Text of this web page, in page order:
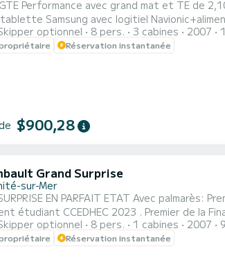
Performance avec grand mat et TE de 2,10 3
Samsung avec logitiel Navionic+alimentation
avec balise de détresse EPIRD Tarif spécifique pour les régates en 2026/2027 Avec
optionnel 8 pers. 3 cabines 2007
Réservation instantanée
$900,28
Grand Surprise
sur-Mer
PARFAIT ETAT Avec palmarès: Premier CCEDHEC 2026 Premier équipage 100 % étudiant Premier grand surprise
2023 . Premier de la Finale pro Grand Surprise de la CCEDHEC 2024 . Disponible pour toutes
ou régates Tarif spécial sur les régates
en semi Hauturier) , Grand prix du Crouesty 2026 Tour du Finistère 2026/2027
optionnel 8 pers. 1 cabines 2007
Réservation instantanée